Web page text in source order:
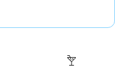
望する場合は、メインス